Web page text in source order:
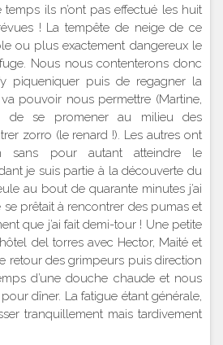
ils n’ont pas effectué les huit
! La tempête de neige de ce
ou plus exactement dangereux le
Nous nous contenterons donc
piqueniquer puis de regagner la
pouvoir nous permettre (Martine,
de se promener au milieu des
zorro (le renard !). Les autres ont
sans pour autant atteindre le
je suis partie à la découverte du
au bout de quarante minutes j’ai
se prêtait à rencontrer des pumas et
que j’ai fait demi-tour ! Une petite
del torres avec Hector, Maité et
retour des grimpeurs puis direction
d’une douche chaude et nous
dîner. La fatigue étant générale,
tranquillement mais tardivement